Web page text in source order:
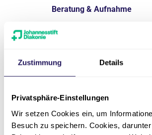
Zustimmung Details
Privatsphäre-Einstellungen
Wir setzen Cookies ein, um
Besuch zu speichern. Cookies,
Beratung & Aufnahme
Kontakt